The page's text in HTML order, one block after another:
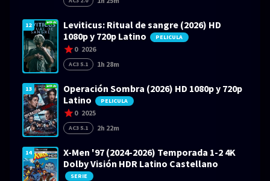
12
Leviticus: Ritual de sangre (2026) HD
1080p y 720p Latino
PELICULA
0 2026
AC3 5.1 1h 28m
13
Operación Sombra (2026) HD 1080p y 720p
Latino
PELICULA
0 2025
AC3 5.1 2h 22m
14
X-Men '97 (2024-2026) Temporada 1-2 4K
Dolby Visión HDR Latino Castellano
SERIE